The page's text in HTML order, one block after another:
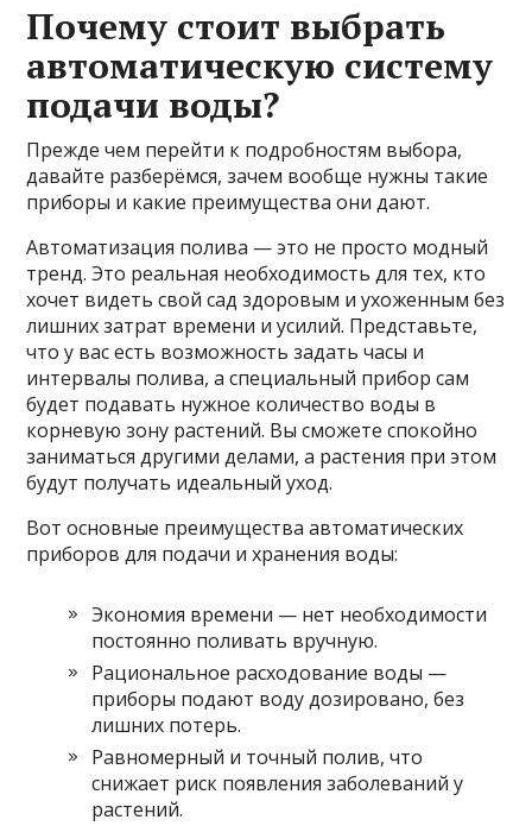
Почему стоит выбрать
автоматическую систему
подачи воды?
Прежде чем перейти к подробностям выбора,
давайте разберёмся, зачем вообще нужны такие
приборы и какие преимущества они дают.
Автоматизация полива — это не просто модный
тренд. Это реальная необходимость для тех, кто
хочет видеть свой сад здоровым и ухоженным без
лишних затрат времени и усилий. Представьте,
что у вас есть возможность задать часы и
интервалы полива, а специальный прибор сам
будет подавать нужное количество воды в
корневую зону растений. Вы сможете спокойно
заниматься другими делами, а растения при этом
будут получать идеальный уход.
Вот основные преимущества автоматических
приборов для подачи и хранения воды:
Экономия времени — нет необходимости
постоянно поливать вручную.
Рациональное расходование воды —
приборы подают воду дозировано, без
лишних потерь.
Равномерный и точный полив, что
снижает риск появления заболеваний у
растений.